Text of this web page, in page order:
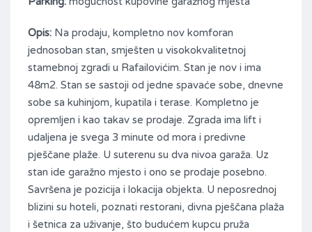
Opis: Na prodaju, kompletno nov komforan
jednosoban stan, smješten u visokokvalitetnoj
stamebnoj zgradi u Rafailovićim. Stan je nov i ima
48m2. Stan se sastoji od jedne spavaće sobe, dnevne
sobe sa kuhinjom, kupatila i terase. Kompletno je
opremljen i kao takav se prodaje. Zgrada ima lift i
udaljena je svega 3 minute od mora i predivne
pješčane plaže. U suterenu su dva nivoa garaža. Uz
stan ide garažno mjesto i ono se prodaje posebno.
Savršena je pozicija i lokacija objekta. U neposrednoj
blizini su hoteli, poznati restorani, divna pješčana plaža
i šetnica za uživanje, što budućem kupcu pruža